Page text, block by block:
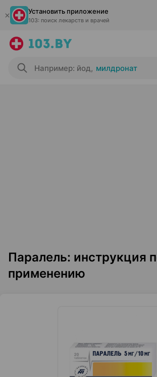
Установить приложение
103: поиск лекарств и врачей
Например: йод, милдронат
Паралель: инструкция
применению